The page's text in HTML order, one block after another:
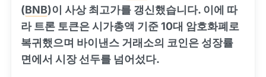
(BNB)이 사상 최고가를 갱신했습니다. 이에 따
라 트론 토큰은 시가총액 기준 10대 암호화폐로
복귀했으며 바이낸스 거래소의 코인은 성장률
면에서 시장 선두를 넘어섰다.